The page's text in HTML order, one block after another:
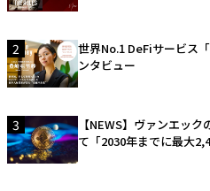
2
世界No.1 DeFiサービス
ンタビュー
3
【NEWS】ヴァンエッ
て「2030年までに最大